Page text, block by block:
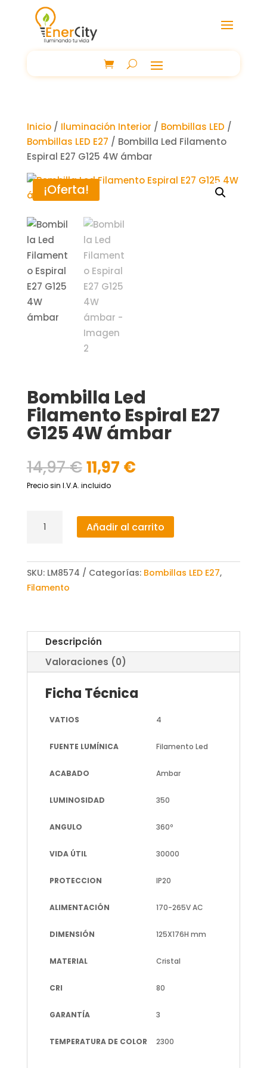
Inicio/ Iluminación Interior / Bombillas LED /
Bombillas LED E27 / Bombilla Led Filamento
Espiral E27 G125 4W ámbar
¡Oferta!
Bombilla Led
Filamento Espiral E27
G125 4W ámbar
14,97€ El
precio
era:
14,97 €.
11,97 €El
es:
11,97 €.
Precio sin I.V.A. incluido
Espiral
E27
G125
cantidad
Añadir al carrito
SKU: LM8574 Categorías: Bombillas LED E27,
Filamento
Descripción
Valoraciones (0)
Ficha Técnica
VATIOS 4
FUENTE LUMÍNICA Filamento Led
ACABADO Ambar
LUMINOSIDAD 350
ANGULO 360º
VIDA ÚTIL 30000
PROTECCION IP20
ALIMENTACIÓN 170-265V AC
DIMENSIÓN 125X176H mm
MATERIAL Cristal
CRI 80
GARANTÍA 3
TEMPERATURA DE COLOR 2300